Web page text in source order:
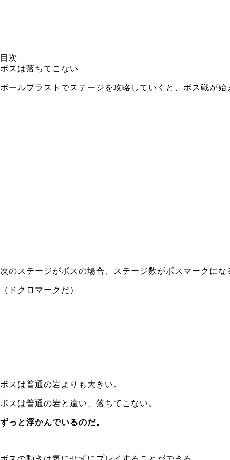
目次
ボスは落ちてこない
ボールブラストでステージを攻略していくと、ボス戦が始
次のステージがボスの場合、ステージ数がボスマークにな
（ドクロマークだ）
ボスは普通の岩よりも大きい。
ボスは普通の岩と違い、落ちてこない。
ずっと浮かんでいるのだ。